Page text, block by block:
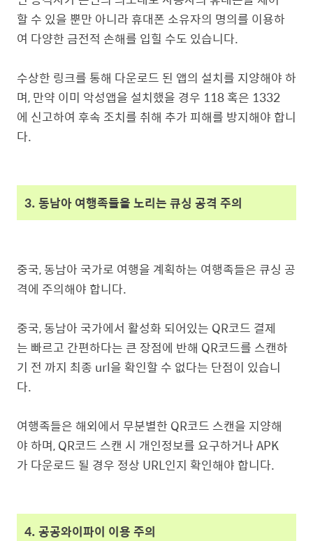
할 수 있을 뿐만 아니라 휴대폰 소유자의 명의를 이용하
여 다양한 금전적 손해를 입힐 수도 있습니다.
수상한 링크를 통해 다운로드 된 앱의 설치를 지양해야 하
며, 만약 이미 악성앱을 설치했을 경우 118 혹은 1332
에 신고하여 후속 조치를 취해 추가 피해를 방지해야 합니
다.
3. 동남아 여행족들을 노리는 큐싱 공격 주의
중국, 동남아 국가로 여행을 계획하는 여행족들은 큐싱 공
격에 주의해야 합니다.
중국, 동남아 국가에서 활성화 되어있는 QR코드 결제
는 빠르고 간편하다는 큰 장점에 반해 QR코드를 스캔하
기 전 까지 최종 url을 확인할 수 없다는 단점이 있습니
다.
여행족들은 해외에서 무분별한 QR코드 스캔을 지양해
야 하며, QR코드 스캔 시 개인정보를 요구하거나 APK
가 다운로드 될 경우 정상 URL인지 확인해야 합니다.
4. 공공와이파이 이용 주의